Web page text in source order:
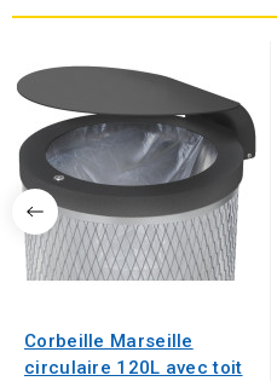
Corbeille Marseille
circulaire 120L avec toit